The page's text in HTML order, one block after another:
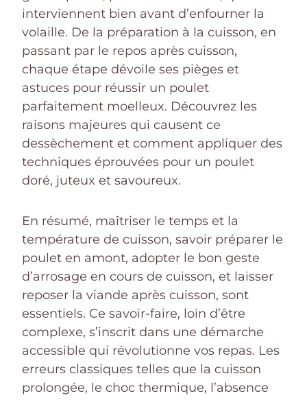
interviennent bien avant d’enfourner la
volaille. De la préparation à la cuisson, en
passant par le repos après cuisson,
chaque étape dévoile ses pièges et
astuces pour réussir un poulet
parfaitement moelleux. Découvrez les
raisons majeures qui causent ce
dessèchement et comment appliquer des
techniques éprouvées pour un poulet
doré, juteux et savoureux.
En résumé, maîtriser le temps et la
température de cuisson, savoir préparer le
poulet en amont, adopter le bon geste
d’arrosage en cours de cuisson, et laisser
reposer la viande après cuisson, sont
essentiels. Ce savoir-faire, loin d’être
complexe, s’inscrit dans une démarche
accessible qui révolutionne vos repas. Les
erreurs classiques telles que la cuisson
prolongée, le choc thermique, l’absence